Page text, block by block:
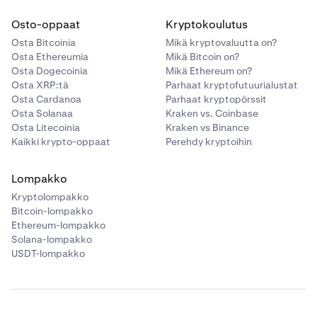
Osto-oppaat
Osta Bitcoinia
Osta Ethereumia
Osta Dogecoinia
Osta XRP:tä
Osta Cardanoa
Osta Solanaa
Osta Litecoinia
Kaikki krypto-oppaat
Kryptokoulutus
Mikä kryptovaluutta on?
Mikä Bitcoin on?
Mikä Ethereum on?
Parhaat kryptofutuurialustat
Parhaat kryptopörssit
Kraken vs. Coinbase
Kraken vs Binance
Perehdy kryptoihin
Lompakko
Kryptolompakko
Bitcoin-lompakko
Ethereum-lompakko
Solana-lompakko
USDT-lompakko